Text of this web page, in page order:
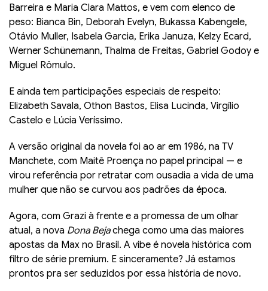
Barreira e Maria Clara Mattos, e vem com elenco de
peso: Bianca Bin, Deborah Evelyn, Bukassa Kabengele,
Otávio Muller, Isabela Garcia, Erika Januza, Kelzy Ecard,
Werner Schünemann, Thalma de Freitas, Gabriel Godoy e
Miguel Rômulo.
E ainda tem participações especiais de respeito:
Elizabeth Savala, Othon Bastos, Elisa Lucinda, Virgílio
Castelo e Lúcia Veríssimo.
A versão original da novela foi ao ar em 1986, na TV
Manchete, com Maitê Proença no papel principal — e
virou referência por retratar com ousadia a vida de uma
mulher que não se curvou aos padrões da época.
Agora, com Grazi à frente e a promessa de um olhar
atual, a nova Dona Bejachega como uma das maiores
apostas da Max no Brasil. A vibe é novela histórica com
filtro de série premium. E sinceramente? Já estamos
prontos pra ser seduzidos por essa história de novo.